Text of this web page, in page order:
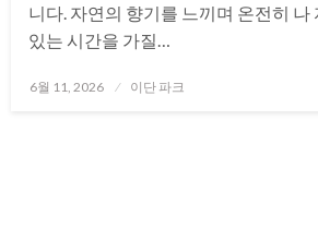
니다. 자연의 향기를 느끼며 온전히 나
있는 시간을 가질…
Posted
6월 11, 2026 이단 파크